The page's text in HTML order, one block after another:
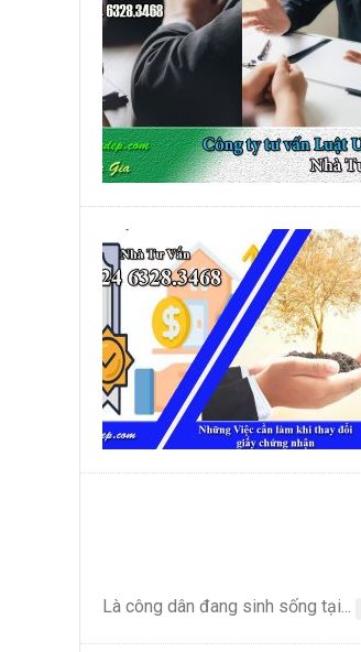
Là công dân đang sinh sống tại...